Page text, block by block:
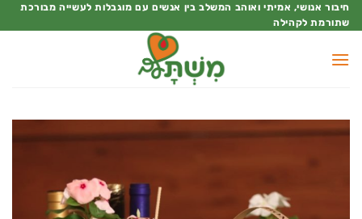
Skip
to
חיבור אנושי, אמיתי ואוהב המשלב בין אנשים עם מוגבלות לעשייה מבורכת
שתורמת לקהילה